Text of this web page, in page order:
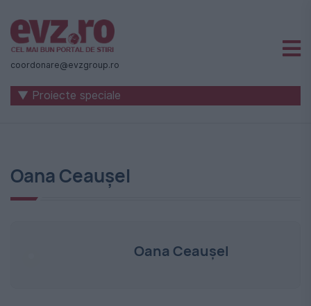
Știri
naționale
internaționale
-
Evenimentul
coordonare@evzgroup.ro
▼ Proiecte speciale
Oana Ceaușel
Oana Ceaușel